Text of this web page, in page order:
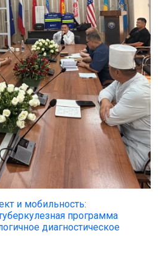
и мобильность:
программа
диагностическое